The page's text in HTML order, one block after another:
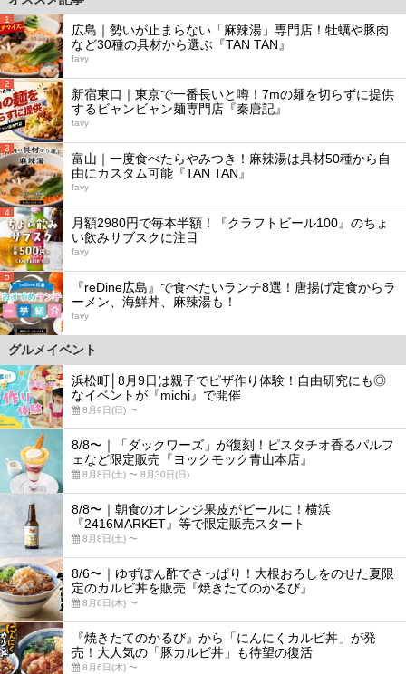
1
広島｜勢いが止まらない「麻辣湯」専門店！牡蠣や豚肉
など30種の具材から選ぶ『TAN TAN』
favy
2
新宿東口｜東京で一番長いと噂！7mの麺を切らずに提供
するビャンビャン麺専門店『秦唐記』
favy
3
富山｜一度食べたらやみつき！麻辣湯は具材50種から自
由にカスタム可能『TAN TAN』
favy
4
月額2980円で毎本半額！『クラフトビール100』のちょ
い飲みサブスクに注目
favy
5
『reDine広島』で食べたいランチ8選！唐揚げ定食からラ
ーメン、海鮮丼、麻辣湯も！
favy
グルメイベント
浜松町│8月9日は親子でピザ作り体験！自由研究にも◎
なイベントが『michi』で開催
8月9日(日) 〜
8/8〜｜「ダックワーズ」が復刻！ピスタチオ香るパルフ
ェなど限定販売『ヨックモック青山本店』
8月8日(土) 〜 8月30日(日)
8/8〜｜朝食のオレンジ果皮がビールに！横浜
『2416MARKET』等で限定販売スタート
8月8日(土) 〜
8/6〜｜ゆずぽん酢でさっぱり！大根おろしをのせた夏限
定のカルビ丼を販売『焼きたてのかるび』
8月6日(木) 〜
『焼きたてのかるび』から「にんにくカルビ丼」が発
売！大人気の「豚カルビ丼」も待望の復活
8月6日(木) 〜